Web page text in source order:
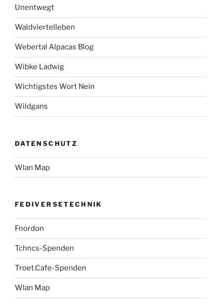
Unentwegt
Waldviertelleben
Webertal Alpacas Blog
Wibke Ladwig
Wichtigstes Wort Nein
Wildgans
DATENSCHUTZ
Wlan Map
FEDIVERSETECHNIK
Fnordon
Tchncs-Spenden
Troet.Cafe-Spenden
Wlan Map